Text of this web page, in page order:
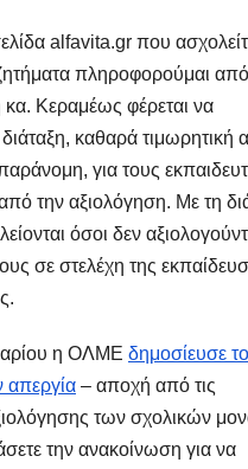
alfavita.gr που
πληροφορούμαι
κα. Κεραμέως φέρεται να
διάταξη, καθαρά τιμωρητική
για τους
την αξιολόγηση. Με τη
όσοι δεν
σε στελέχη της
η ΟΛΜΕ δημοσίευσε
απεργία – αποχή από τις
των σχολικών
την ανακοίνωση για να